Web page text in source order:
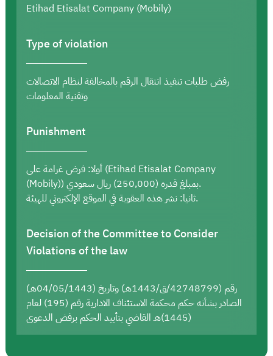
Etihad Etisalat Company (Mobily)
Type of violation
رفض طلبات تنفيذ انتقال الرقم بالمخالفة لنظام الاتصالات
وتقنية المعلومات
Punishment
أولا: فرض غرامة على (Etihad Etisalat Company
(Mobily)) بمبلغ قدره (250,000) ريال سعودي.
ثانيا: نشر هذه العقوبة في الموقع الإلكتروني للهيئة.
Decision of the Committee to Consider
Violations of the law
رقم (42748799/ق/1443هـ) وتاريخ (04/05/1443هـ)
الصادر بشأنه حكم محكمة الاستئناف الادارية رقم (195) لعام
(1445)هـ القاضي بتأييد الحكم برفض الدعوى